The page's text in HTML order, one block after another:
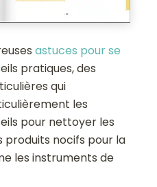
astuces pour se
pratiques, des
qui
les
pour nettoyer les
produits nocifs pour la
les instruments de